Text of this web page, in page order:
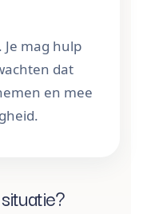
mag hulp
dat
en mee